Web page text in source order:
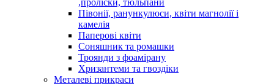
,проліски, тюльпани
Півонії, ранункулюси, квіти магнолії і
камелія
Паперові квіти
Соняшник та ромашки
Троянди з фоамірану
Хризантеми та гвоздіки
Металеві прикраси